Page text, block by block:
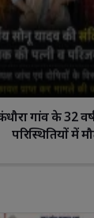
गांव के 32
परिस्थितियों में